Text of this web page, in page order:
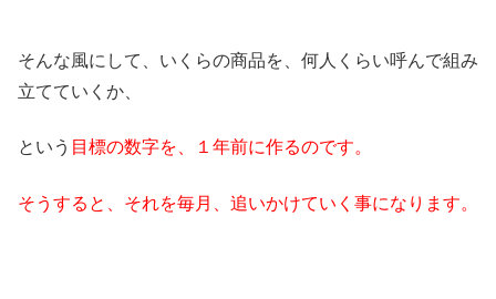
そんな風にして、いくらの商品を、何人くらい呼んで組み
立てていくか、
という 目標の数字を、１年前に作るのです。
そうすると、それを毎月、追いかけていく事になります。